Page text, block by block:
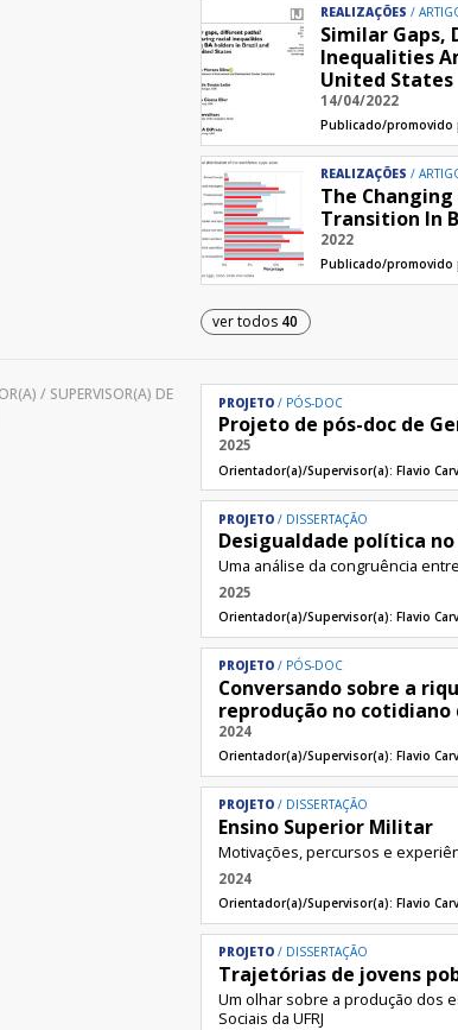
REALIZAÇÕES
Similar Gaps,
Inequalities
United States
14/04/2022
Publicado/
REALIZAÇÕES
The
Transition In
2022
Publicado/
ver todos 40
/ SUPERVISOR(A) DE PROJETO PÓS-DOC
Projeto de pós-doc de
2025
Orientador(a)/Supervisor(a): Flavio
PROJETO DISSERTAÇÃO
Desigualdade política no
Uma análise da congruência
2025
Orientador(a)/Supervisor(a): Flavio
PROJETO PÓS-DOC
Conversando sobre a
reprodução no cotidiano
2024
Orientador(a)/Supervisor(a): Flavio
PROJETO DISSERTAÇÃO
Ensino Superior Militar
Motivações, percursos e
2024
Orientador(a)/Supervisor(a): Flavio
PROJETO DISSERTAÇÃO
Trajetórias de jovens
Um olhar sobre a produção dos
Sociais da UFRJ